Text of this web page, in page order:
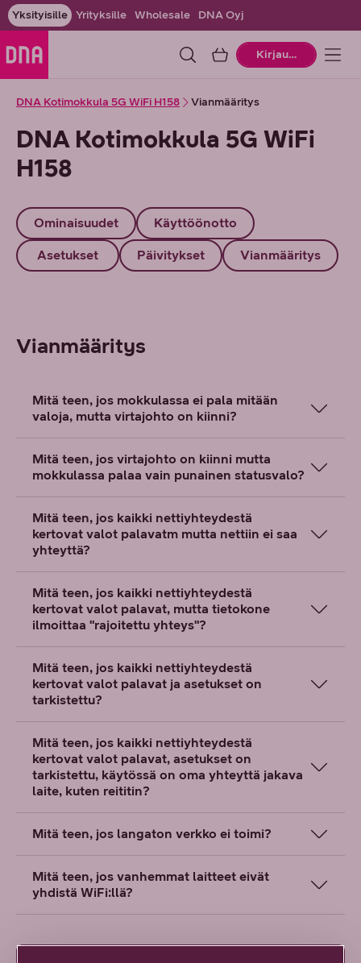
Yksityisille Yrityksille Wholesale DNA Oyj
OstoskoriKirjaudu
DNA Kotimokkula 5G WiFi H158 Vianmääritys
DNA Kotimokkula 5G WiFi
H158
Ominaisuudet Käyttöönotto
Asetukset Päivitykset Vianmääritys
Vianmääritys
Mitä teen, jos mokkulassa ei pala mitään
valoja, mutta virtajohto on kiinni?
Mitä teen, jos virtajohto on kiinni mutta
mokkulassa palaa vain punainen statusvalo?
Mitä teen, jos kaikki nettiyhteydestä
kertovat valot palavatm mutta nettiin ei saa
yhteyttä?
Mitä teen, jos kaikki nettiyhteydestä
kertovat valot palavat, mutta tietokone
ilmoittaa "rajoitettu yhteys"?
Mitä teen, jos kaikki nettiyhteydestä
kertovat valot palavat ja asetukset on
tarkistettu?
Mitä teen, jos kaikki nettiyhteydestä
kertovat valot palavat, asetukset on
tarkistettu, käytössä on oma yhteyttä jakava
laite, kuten reititin?
Mitä teen, jos langaton verkko ei toimi?
Mitä teen, jos vanhemmat laitteet eivät
yhdistä WiFi:llä?